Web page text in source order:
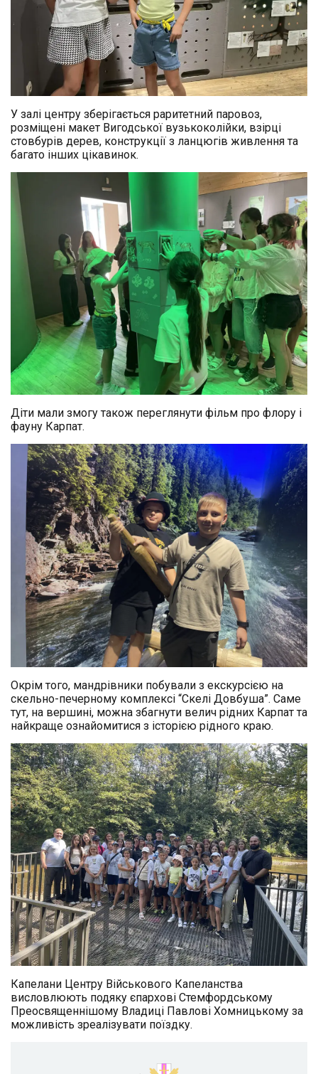
У залі центру зберігається раритетний паровоз,
розміщені макет Вигодської вузькоколійки, взірці
стовбурів дерев, конструкції з ланцюгів живлення та
багато інших цікавинок.
Діти мали змогу також переглянути фільм про флору і
фауну Карпат.
Окрім того, мандрівники побували з екскурсією на
скельно-печерному комплексі “Скелі Довбуша”. Саме
тут, на вершині, можна збагнути велич рідних Карпат та
найкраще ознайомитися з історією рідного краю.
Капелани Центру Військового Капеланства
висловлюють подяку єпархові Стемфордському
Преосвященнішому Владиці Павлові Хомницькому за
можливість зреалізувати поїздку.